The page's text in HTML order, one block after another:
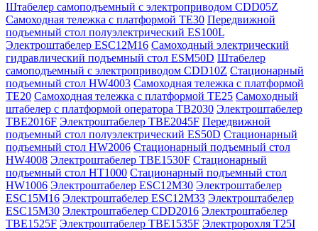
Штабелер самоподъемный с электроприводом CDD05Z
Самоходная тележка с платформой TE30 Передвижной
подъемный стол полуэлектрический ES100L
Электроштабелер ESC12M16 Самоходный электрический
гидравлический подъемный стол ESM50D Штабелер
самоподъемный с электроприводом CDD10Z Стационарный
подъемный стол HW4003 Самоходная тележка с платформой
TE20 Самоходная тележка с платформой TE25 Самоходный
штабелер с платформой оператора TB2030 Электроштабелер
TBE2016F Электроштабелер TBE2045F Передвижной
подъемный стол полуэлектрический ES50D Стационарный
подъемный стол HW2006 Стационарный подъемный стол
HW4008 Электроштабелер TBE1530F Стационарный
подъемный стол HT1000 Стационарный подъемный стол
HW1006 Электроштабелер ESC12M30 Электроштабелер
ESC15M16 Электроштабелер ESC12M33 Электроштабелер
ESC15M30 Электроштабелер CDD2016 Электроштабелер
TBE1525F Электроштабелер TBE1535F Электророхля T25I